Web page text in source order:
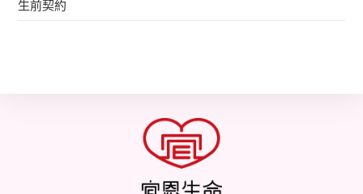
生前契約